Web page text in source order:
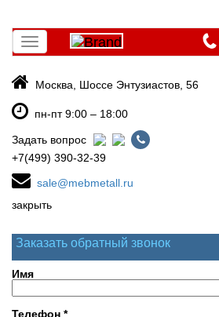
Toggle
navigation
Москва, Шоссе Энтузиастов, 56
пн-пт 9:00 – 18:00
Задать вопрос
+7(499) 390-32-39
sale@mebmetall.ru
закрыть
Заказать обратный звонок
Имя
Телефон *